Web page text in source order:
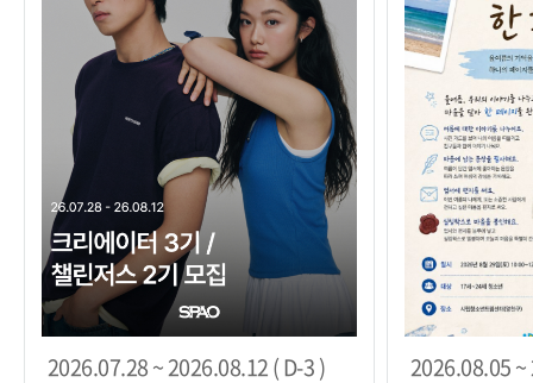
2026.07.28 ~ 2026.08.12 ( D-3 ) 2026.08.05 ~